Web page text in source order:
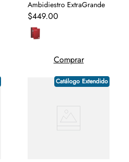
Ambidiestro ExtraGrande
$449.00
Comprar
Catálogo Extendido